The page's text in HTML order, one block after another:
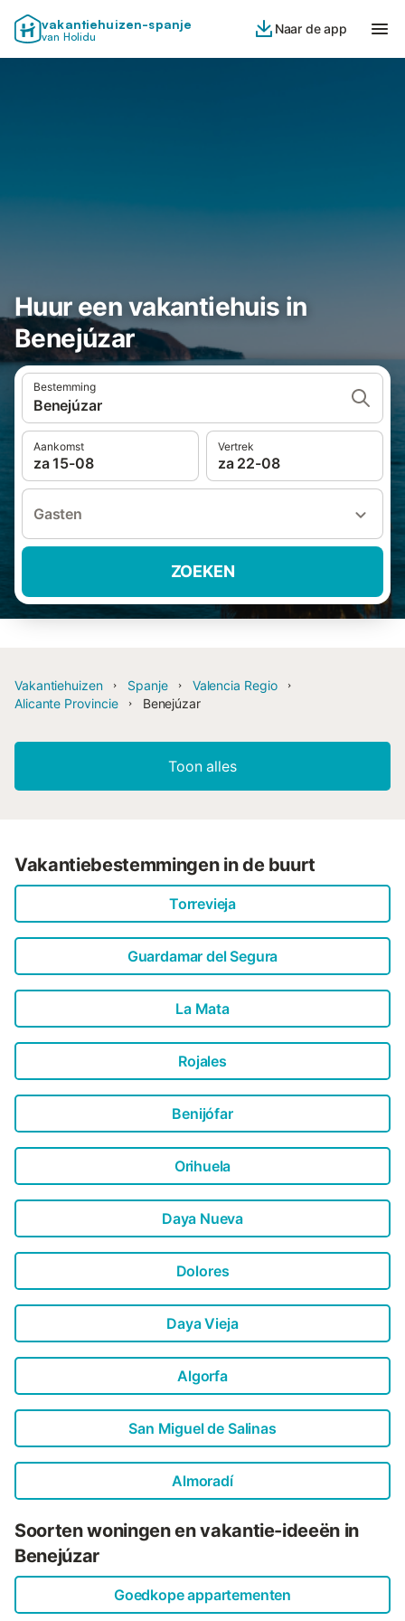
vakantiehuizen-spanje
van Holidu
Naar de app
Huur een vakantiehuis in
Benejúzar
Bestemming
Benejúzar
Aankomst
za 15-08
Vertrek
za 22-08
Gasten
ZOEKEN
Vakantiehuizen Spanje
Valencia Regio
Alicante Provincie
Benejúzar
Toon alles
Vakantiebestemmingen in de buurt
Torrevieja
Guardamar del Segura
La Mata
Rojales
Benijófar
Orihuela
Daya Nueva
Dolores
Daya Vieja
Algorfa
San Miguel de Salinas
Almoradí
Soorten woningen en vakantie-ideeën in
Benejúzar
Goedkope appartementen